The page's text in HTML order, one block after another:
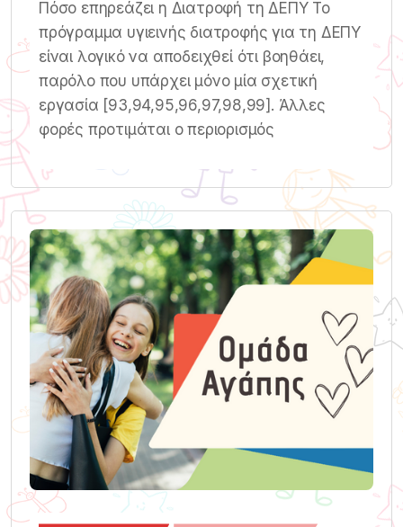
Πόσο επηρεάζει η Διατροφή τη ΔΕΠΥ Το
πρόγραμμα υγιεινής διατροφής για τη ΔΕΠΥ
είναι λογικό να αποδειχθεί ότι βοηθάει,
παρόλο που υπάρχει μόνο μία σχετική
εργασία [93,94,95,96,97,98,99]. Άλλες
φορές προτιμάται ο περιορισμός